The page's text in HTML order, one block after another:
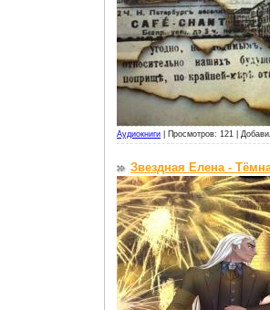
Аудиокниги Просмотров: 121 |
Звездная Елена -